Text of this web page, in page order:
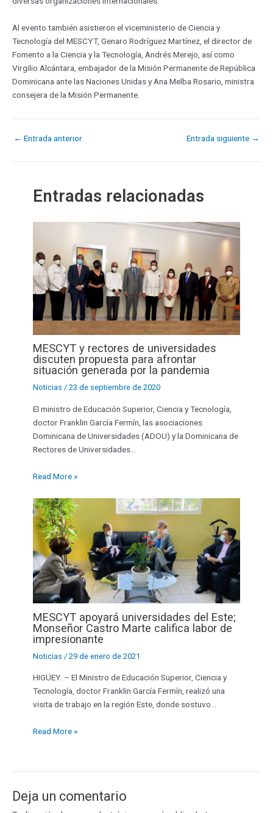
Al evento también asistieron el viceministerio de Ciencia y
Tecnología del MESCYT, Genaro Rodríguez Martínez, el director de
Fomento a la Ciencia y la Tecnología, Andrés Merejo, así como
Virgilio Alcántara, embajador de la Misión Permanente de República
Dominicana ante las Naciones Unidas y Ana Melba Rosario, ministra
consejera de la Misión Permanente.
← Entrada anterior Entrada siguiente →
Entradas relacionadas
MESCYT y rectores de universidades
discuten propuesta para afrontar
situación generada por la pandemia
Noticias /23 de septiembre de 2020
El ministro de Educación Superior, Ciencia y Tecnología,
doctor Franklin García Fermín, las asociaciones
Dominicana de Universidades (ADOU) y la Dominicana de
Rectores de Universidades…
Read More »
MESCYT apoyará universidades del Este;
Monseñor Castro Marte califica labor de
impresionante
Noticias /29 de enero de 2021
HIGÜEY. – El Ministro de Educación Superior, Ciencia y
Tecnología, doctor Franklin García Fermín, realizó una
visita de trabajo en la región Este, donde sostuvo…
Read More »
Deja un comentario